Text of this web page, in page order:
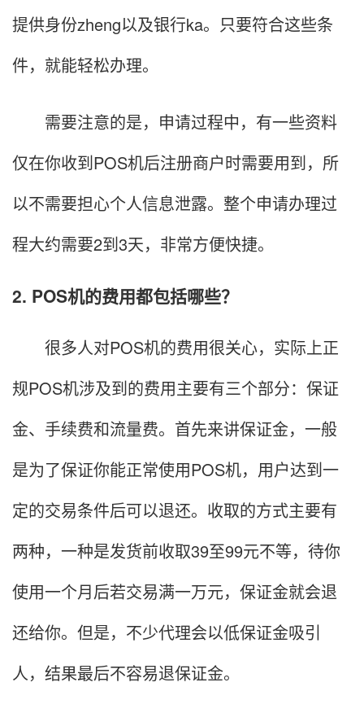
提供身份zheng以及银行ka。只要符合这些条
件，就能轻松办理。
需要注意的是，申请过程中，有一些资料
仅在你收到POS机后注册商户时需要用到，所
以不需要担心个人信息泄露。整个申请办理过
程大约需要2到3天，非常方便快捷。
2. POS机的费用都包括哪些？
很多人对POS机的费用很关心，实际上正
规POS机涉及到的费用主要有三个部分：保证
金、手续费和流量费。首先来讲保证金，一般
是为了保证你能正常使用POS机，用户达到一
定的交易条件后可以退还。收取的方式主要有
两种，一种是发货前收取39至99元不等，待你
使用一个月后若交易满一万元，保证金就会退
还给你。但是，不少代理会以低保证金吸引
人，结果最后不容易退保证金。